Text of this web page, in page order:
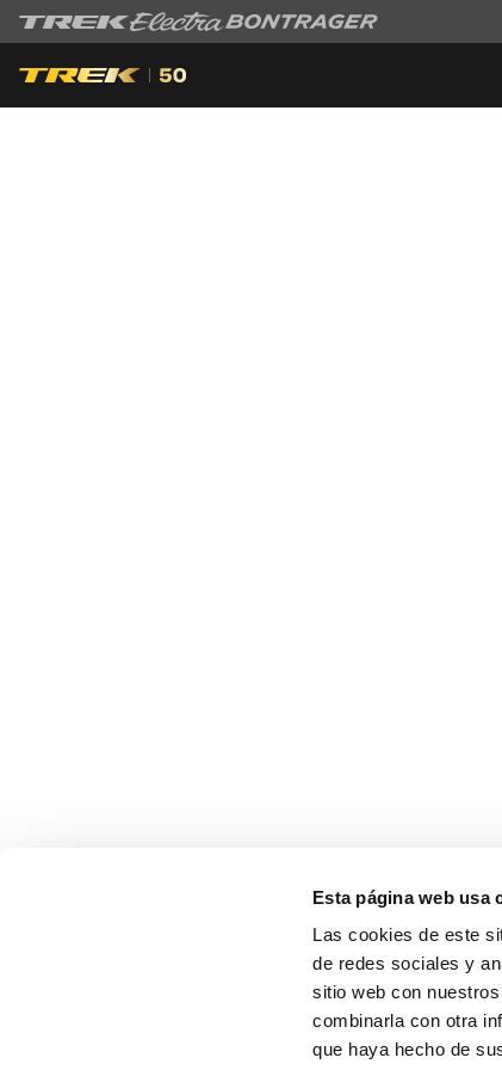
Esta página web usa
Las cookies de este
de redes sociales y
sitio web con
combinarla con otra
que haya hecho de